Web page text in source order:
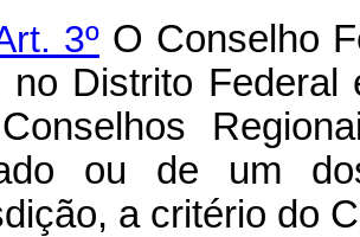
3ºO Conselho
no Distrito
ou de um
a critério do